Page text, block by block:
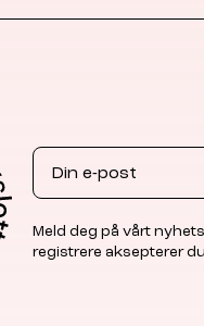
Email
Meld deg på vårt
registrere aksepterer